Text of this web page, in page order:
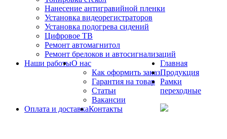
Нанесение антигравийной пленки
Установка видеорегистраторов
Установка подогрева сидений
Цифровое ТВ
Ремонт автомагнитол
Ремонт брелоков и автосигнализаций
Наши работыО нас
Как оформить заказ
Гарантия на товар
Статьи
Вакансии
Оплата и доставкаКонтакты
Главная
Продукция
Рамки
переходные